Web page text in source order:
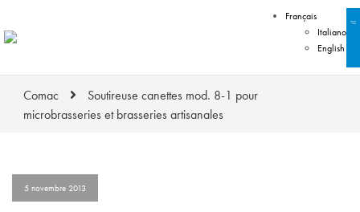
Français
Italiano
English
Comac
Soutireuse canettes mod. 8-1 pour
microbrasseries et brasseries artisanales
5 novembre 2013